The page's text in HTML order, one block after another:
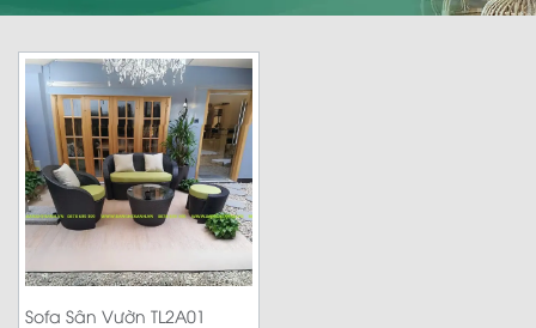
Sofa Sân Vườn TL2A01